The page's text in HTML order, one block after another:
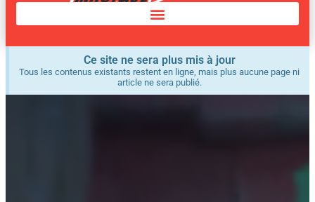
Ce site ne sera plus mis à jour
Tous les contenus existants restent en ligne, mais plus aucune page ni
article ne sera publié.